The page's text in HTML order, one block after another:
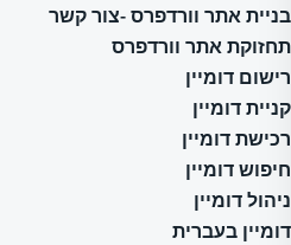
בניית אתר וורדפרס -צור קשר
תחזוקת אתר וורדפרס
רישום דומיין
קניית דומיין
רכישת דומיין
חיפוש דומיין
ניהול דומיין
דומיין בעברית